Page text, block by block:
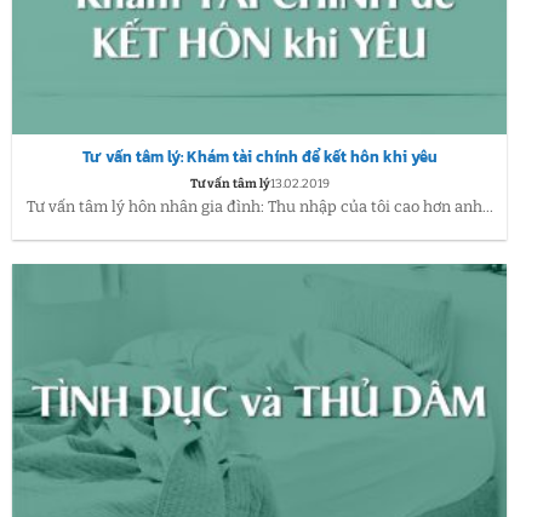
Tư vấn tâm lý: Khám tài chính để kết hôn khi yêu
Tư vấn tâm lý13.02.2019
Tư vấn tâm lý hôn nhân gia đình: Thu nhập của tôi cao hơn anh...